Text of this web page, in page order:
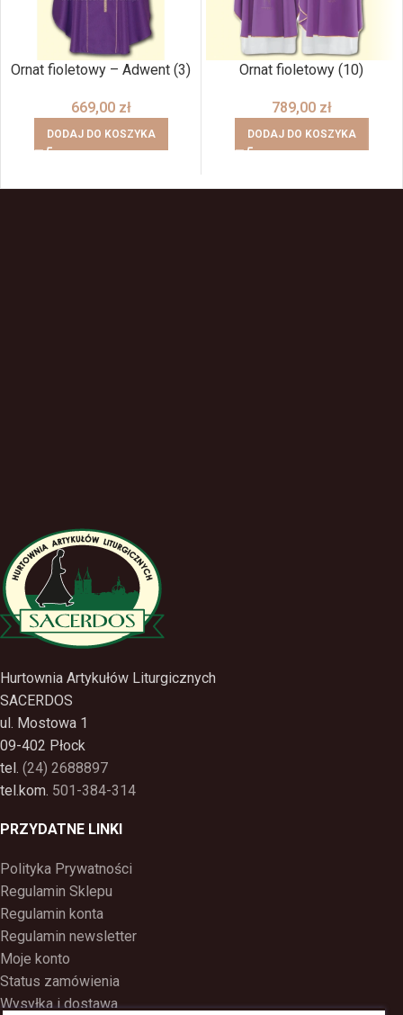
Ornat fioletowy – Adwent (3)
669,00 zł
DODAJ DO KOSZYKA
Ornat fioletowy (10)
789,00 zł
DODAJ DO KOSZYKA
Hurtownia Artykułów Liturgicznych
SACERDOS
ul. Mostowa 1
09-402 Płock
tel. (24) 2688897
tel.kom. 501-384-314
PRZYDATNE LINKI
Polityka Prywatności
Regulamin Sklepu
Regulamin konta
Regulamin newsletter
Moje konto
Status zamówienia
Wysyłka i dostawa